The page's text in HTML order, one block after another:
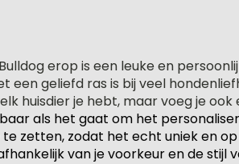
erop is een leuke en
een geliefd ras is bij veel
huisdier je hebt, maar voeg je
als het gaat om het
zetten, zodat het echt uniek en
van je voorkeur en de stijl